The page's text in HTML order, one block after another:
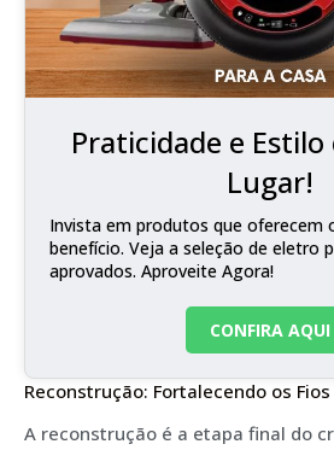
Praticidade e Estilo
Lugar!
Invista em produtos que oferecem
benefício. Veja a seleção de eletro
aprovados. Aproveite Agora!
CONFIRA AQUI
Reconstrução: Fortalecendo os Fios
A reconstrução é a etapa final do